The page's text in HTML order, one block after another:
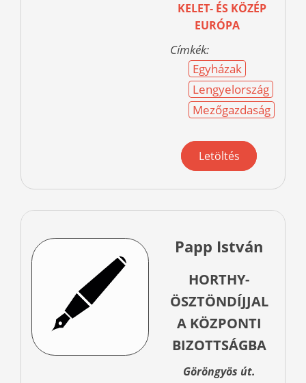
KELET- ÉS KÖZÉP
EURÓPA
Címkék:
Egyházak
Lengyelország
Mezőgazdaság
Letöltés
Papp István
HORTHY-
ÖSZTÖNDÍJJAL
A KÖZPONTI
BIZOTTSÁGBA
Göröngyös út.